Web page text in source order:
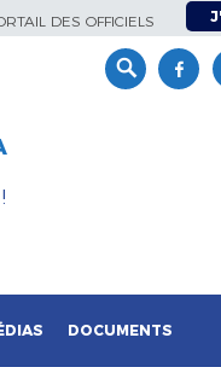
DES OFFICIELS
DOCUMENTS